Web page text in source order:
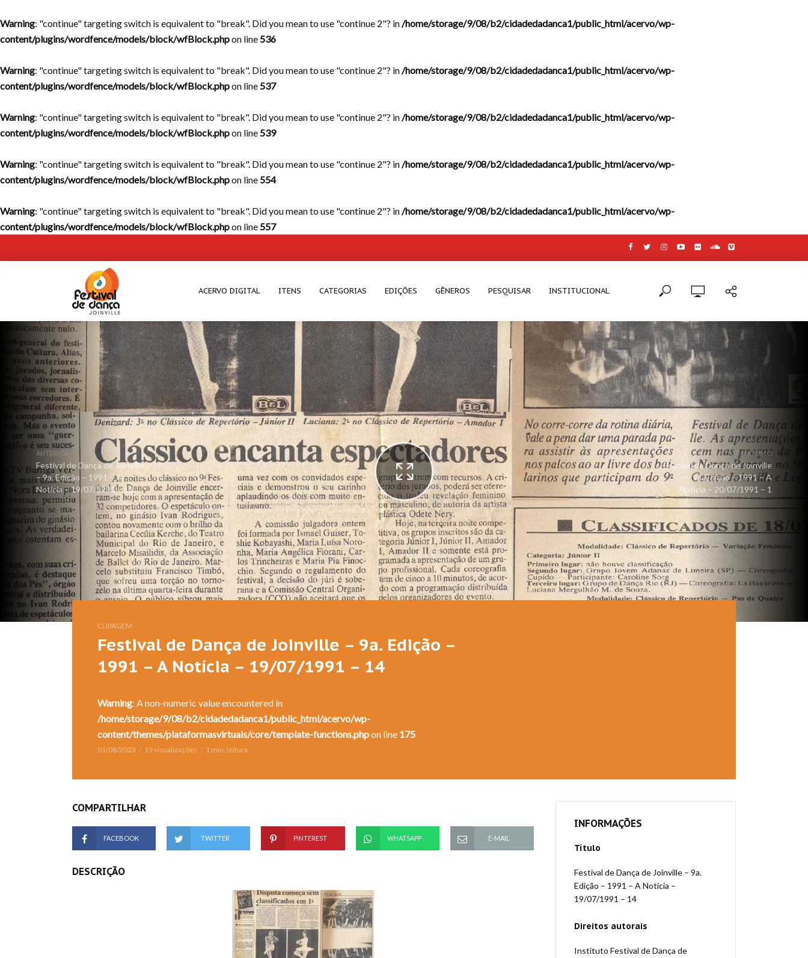
Warning: "continue" targeting switch is equivalent to "break". Did you mean to use "continue 2"? in/home/storage/9/08/b2/cidadedadanca1/public_html/acervo/wp-
content/plugins/wordfence/models/block/wfBlock.phpon line536
Warning: "continue" targeting switch is equivalent to "break". Did you mean to use "continue 2"? in/home/storage/9/08/b2/cidadedadanca1/public_html/acervo/wp-
content/plugins/wordfence/models/block/wfBlock.phpon line537
Warning: "continue" targeting switch is equivalent to "break". Did you mean to use "continue 2"? in/home/storage/9/08/b2/cidadedadanca1/public_html/acervo/wp-
content/plugins/wordfence/models/block/wfBlock.phpon line539
Warning: "continue" targeting switch is equivalent to "break". Did you mean to use "continue 2"? in/home/storage/9/08/b2/cidadedadanca1/public_html/acervo/wp-
content/plugins/wordfence/models/block/wfBlock.phpon line554
Warning: "continue" targeting switch is equivalent to "break". Did you mean to use "continue 2"? in/home/storage/9/08/b2/cidadedadanca1/public_html/acervo/wp-
content/plugins/wordfence/models/block/wfBlock.phpon line557
ACERVO DIGITAL ITENS CATEGORIAS EDIÇÕES GÊNEROS PESQUISAR INSTITUCIONAL
ANTERIOR
Festival de Dança de Joinville
– 9a. Edição – 1991 – A
Notícia – 19/07/1991 – 13
PRÓXIMO
Festival de Dança de Joinville
– 9a. Edição – 1991 – A
Notícia – 20/07/1991 – 1
CLIPAGEM
Festival de Dança de Joinville – 9a. Edição –
1991 – A Notícia – 19/07/1991 – 14
Warning: A non-numeric value encountered in
/home/storage/9/08/b2/cidadedadanca1/public_html/acervo/wp-
content/themes/plataformasvirtuais/core/template-functions.phpon line 175
01/08/2023 19 visualizações 1 min. leitura
COMPARTILHAR
FACEBOOK TWITTER PINTEREST WHATSAPP E-MAIL
DESCRIÇÃO
INFORMAÇÕES
Título
Festival de Dança de Joinville – 9a.
Edição – 1991 – A Notícia –
19/07/1991 – 14
Direitos autorais
Instituto Festival de Dança de